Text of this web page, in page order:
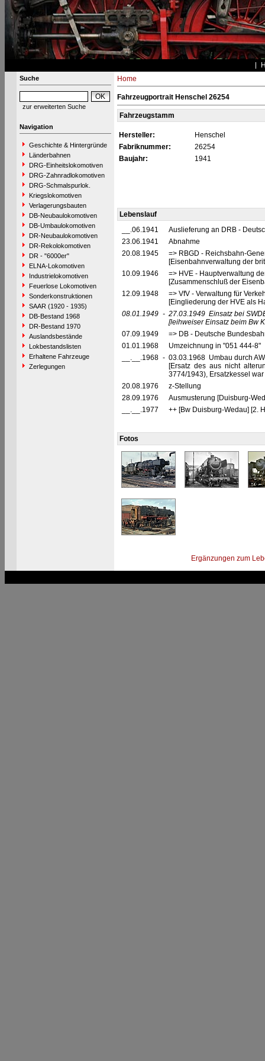
Suche
zur erweiterten Suche
Navigation
Geschichte & Hintergründe
Länderbahnen
DRG-Einheitslokomotiven
DRG-Zahnradlokomotiven
DRG-Schmalspurlok.
Kriegslokomotiven
Verlagerungsbauten
DB-Neubaulokomotiven
DB-Umbaulokomotiven
DR-Neubaulokomotiven
DR-Rekolokomotiven
DR - "6000er"
ELNA-Lokomotiven
Industrielokomotiven
Feuerlose Lokomotiven
Sonderkonstruktionen
SAAR (1920 - 1935)
DB-Bestand 1968
DR-Bestand 1970
Auslandsbestände
Lokbestandslisten
Erhaltene Fahrzeuge
Zerlegungen
Home
Fahrzeugportrait Henschel 26254
Fahrzeugstamm
Hersteller:
Henschel
Fabriknummer:
26254
Baujahr:
1941
Lebenslauf
__.06.1941
Auslieferung an DRB -
23.06.1941
Abnahme
20.08.1945
=> RBGD - Reichsbahn-
[Eisenbahnverwaltung der
10.09.1946
=> HVE - Hauptverwaltung
[Zusammenschluß der
12.09.1948
=> VfV - Verwaltung für
[Eingliederung der HVE als
08.01.1949 - 27.03.1949 Einsatz bei
[leihweiser Einsatz beim Bw
07.09.1949
=> DB - Deutsche
01.01.1968
Umzeichnung in "051 444-8"
__.__.1968 - 03.03.1968 Umbau durch
[Ersatz des aus nicht
3774/1943), Ersatzkessel
20.08.1976
z-Stellung
28.09.1976
Ausmusterung [Duisburg-
__.__.1977
++ [Bw Duisburg-Wedau] [2.
Fotos
Ergänzungen zum